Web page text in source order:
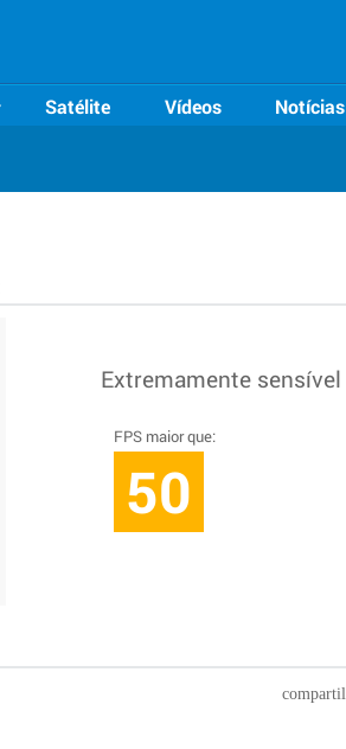
Satélite Vídeos Notícias
Extremamente sensível
FPS maior que:
50